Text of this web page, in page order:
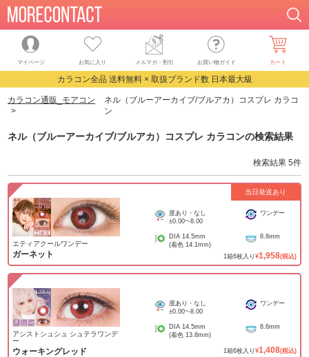
マイページ お気に入り メルマガ・割引 お買い物ガイド カート
カラコン全品 送料無料 × 取扱ブランド数 日本最大級
カラコン通販_モアコン
ネル（ブルーアーカイブ/ブルアカ）コスプレ カラコ
ン
ネル（ブルーアーカイブ/ブルアカ）コスプレ カラコンの検索結果
検索結果 5件
当日発送あり
エティアクールワンデー
ガーネット
度あり・なし
±0.00~-8.00
ワンデー
DIA 14.5mm
(着色 14.1mm)
8.8mm
1箱6枚入り ¥1,958(税込)
アシストシュシュ シュテラワンデ
ー
ウォーキングレッド
度あり・なし
±0.00~-8.00
ワンデー
DIA 14.5mm
(着色 13.8mm)
8.6mm
1箱6枚入り ¥1,408(税込)